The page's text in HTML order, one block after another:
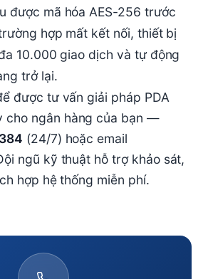
được mã hóa AES-256 trước
hợp mất kết nối, thiết bị
10.000 giao dịch và tự động
trở lại.
được tư vấn giải pháp PDA
cho ngân hàng của bạn —
(24/7) hoặc email
ngũ kỹ thuật hỗ trợ khảo sát,
hợp hệ thống miễn phí.